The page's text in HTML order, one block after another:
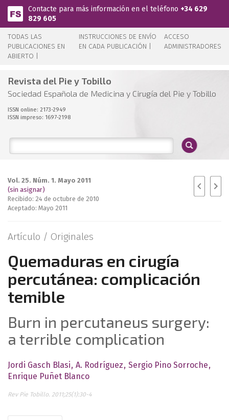
Pasar al contenido principal
Contacte para más información en el teléfono +34 629
829 605
TODAS LAS
PUBLICACIONES EN
ABIERTO |
INSTRUCCIONES DE ENVÍO
EN CADA PUBLICACIÓN |
ACCESO
ADMINISTRADORES
Revista del Pie y Tobillo
Sociedad Española de Medicina y Cirugía del Pie y Tobillo
ISSN online: 2173-2949
ISSN impreso: 1697-2198
Vol. 25. Núm. 1. Mayo 2011
(sin asignar)
Recibido: 24 de octubre de 2010
Aceptado: Mayo 2011
Artículo / Originales
Quemaduras en cirugía
percutánea: complicación
temible
Burn in percutaneus surgery:
a terrible complication
Jordi Gasch Blasi A. Rodríguez Sergio Pino Sorroche
Enrique Puñet Blanco
Rev Pie Tobillo. 2011;25(1):30-4